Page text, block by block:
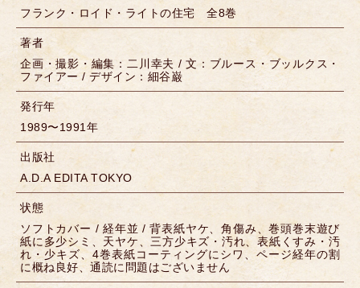
フランク・ロイド・ライトの住宅 全8巻
著者
企画・撮影・編集：二川幸夫 / 文：ブルース・ブッルクス・
ファイアー / デザイン：細谷巌
発行年
1989〜1991年
出版社
A.D.A EDITA TOKYO
状態
ソフトカバー / 経年並 / 背表紙ヤケ、角傷み、巻頭巻末遊び
紙に多少シミ、天ヤケ、三方少キズ・汚れ、表紙くすみ・汚
れ・少キズ、4巻表紙コーティングにシワ、ページ経年の割
に概ね良好、通読に問題はございません